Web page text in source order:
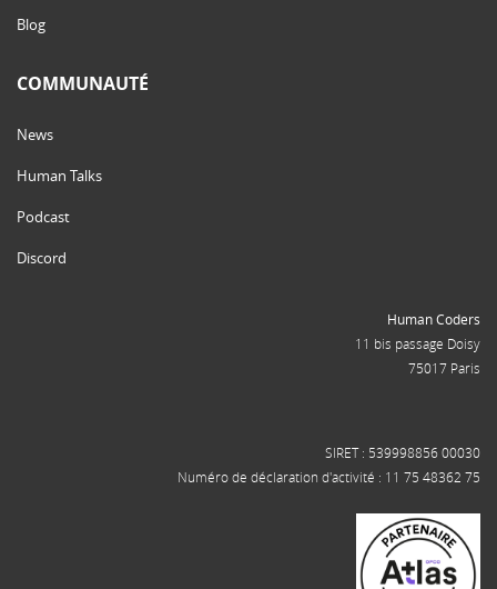
Blog
COMMUNAUTÉ
News
Human Talks
Podcast
Discord
Human Coders
11 bis passage Doisy
75017 Paris
SIRET : 539998856 00030
Numéro de déclaration d'activité : 11 75 48362 75